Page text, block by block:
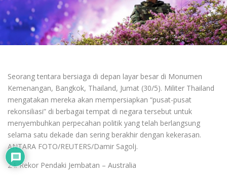
Seorang tentara bersiaga di depan layar besar di Monumen
Kemenangan, Bangkok, Thailand, Jumat (30/5). Militer Thailand
mengatakan mereka akan mempersiapkan “pusat-pusat
rekonsiliasi” di berbagai tempat di negara tersebut untuk
menyembuhkan perpecahan politik yang telah berlangsung
selama satu dekade dan sering berakhir dengan kekerasan.
ANTARA FOTO/REUTERS/Damir Sagolj.
24. Rekor Pendaki Jembatan – Australia